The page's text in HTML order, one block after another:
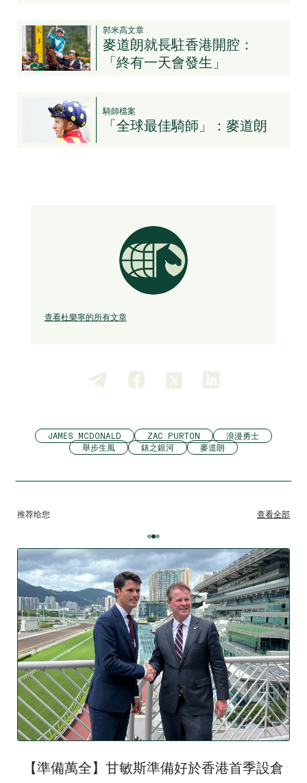
郭米高文章
麥道朗就長駐香港開腔：
「終有一天會發生」
騎師檔案
「全球最佳騎師」：麥道朗
查看杜樂寧的所有文章
JAMES MCDONALD ZAC PURTON
浪漫勇士
舉步生風
錶之銀河 麥道朗
推荐给您 查看全部
【準備萬全】甘敏斯準備好於香港首季設倉